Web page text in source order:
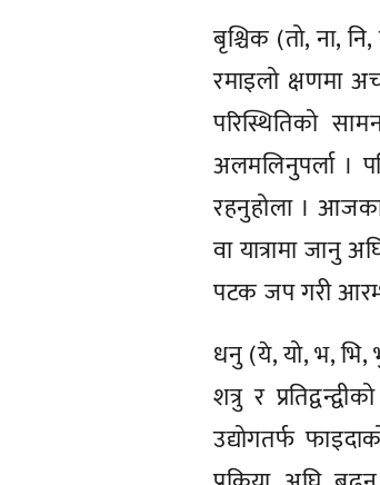
बृश्चिक (तो, ना,
रमाइलो क्षणमा
परिस्थितिको
अलमलिनुपर्ला ।
रहनुहोला ।
वा यात्रामा जानु
पटक जप गरी
धनु (ये, यो, भ,
शत्रु र
उद्योगतर्फ